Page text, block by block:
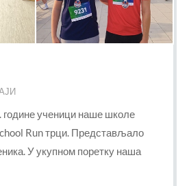
године ученици наше школе
Run трци. Представљало
У укупном поретку наша